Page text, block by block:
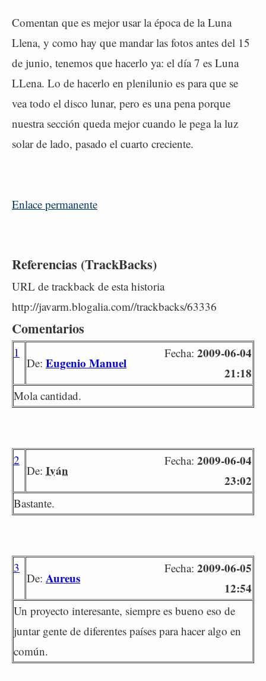
Comentan que es mejor usar la época de la Luna
Llena, y como hay que mandar las fotos antes del 15
de junio, tenemos que hacerlo ya: el día 7 es Luna
LLena. Lo de hacerlo en plenilunio es para que se
vea todo el disco lunar, pero es una pena porque
nuestra sección queda mejor cuando le pega la luz
solar de lado, pasado el cuarto creciente.
Enlace permanente
Referencias (TrackBacks)
URL de trackback de esta historia
http://javarm.blogalia.com//trackbacks/63336
Comentarios
1
De: Eugenio Manuel
Fecha: 2009-06-04
21:18
Mola cantidad.
2
De: Iván
Fecha: 2009-06-04
23:02
Bastante.
3
De: Aureus
Fecha: 2009-06-05
12:54
Un proyecto interesante, siempre es bueno eso de
juntar gente de diferentes países para hacer algo en
común.